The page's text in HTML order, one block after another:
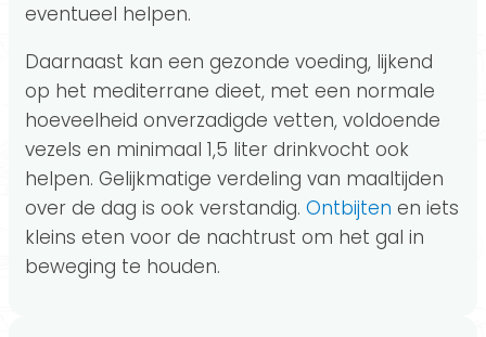
eventueel helpen.
Daarnaast kan een gezonde voeding, lijkend
op het mediterrane dieet, met een normale
hoeveelheid onverzadigde vetten, voldoende
vezels en minimaal 1,5 liter drinkvocht ook
helpen. Gelijkmatige verdeling van maaltijden
over de dag is ook verstandig. Ontbijten en iets
kleins eten voor de nachtrust om het gal in
beweging te houden.